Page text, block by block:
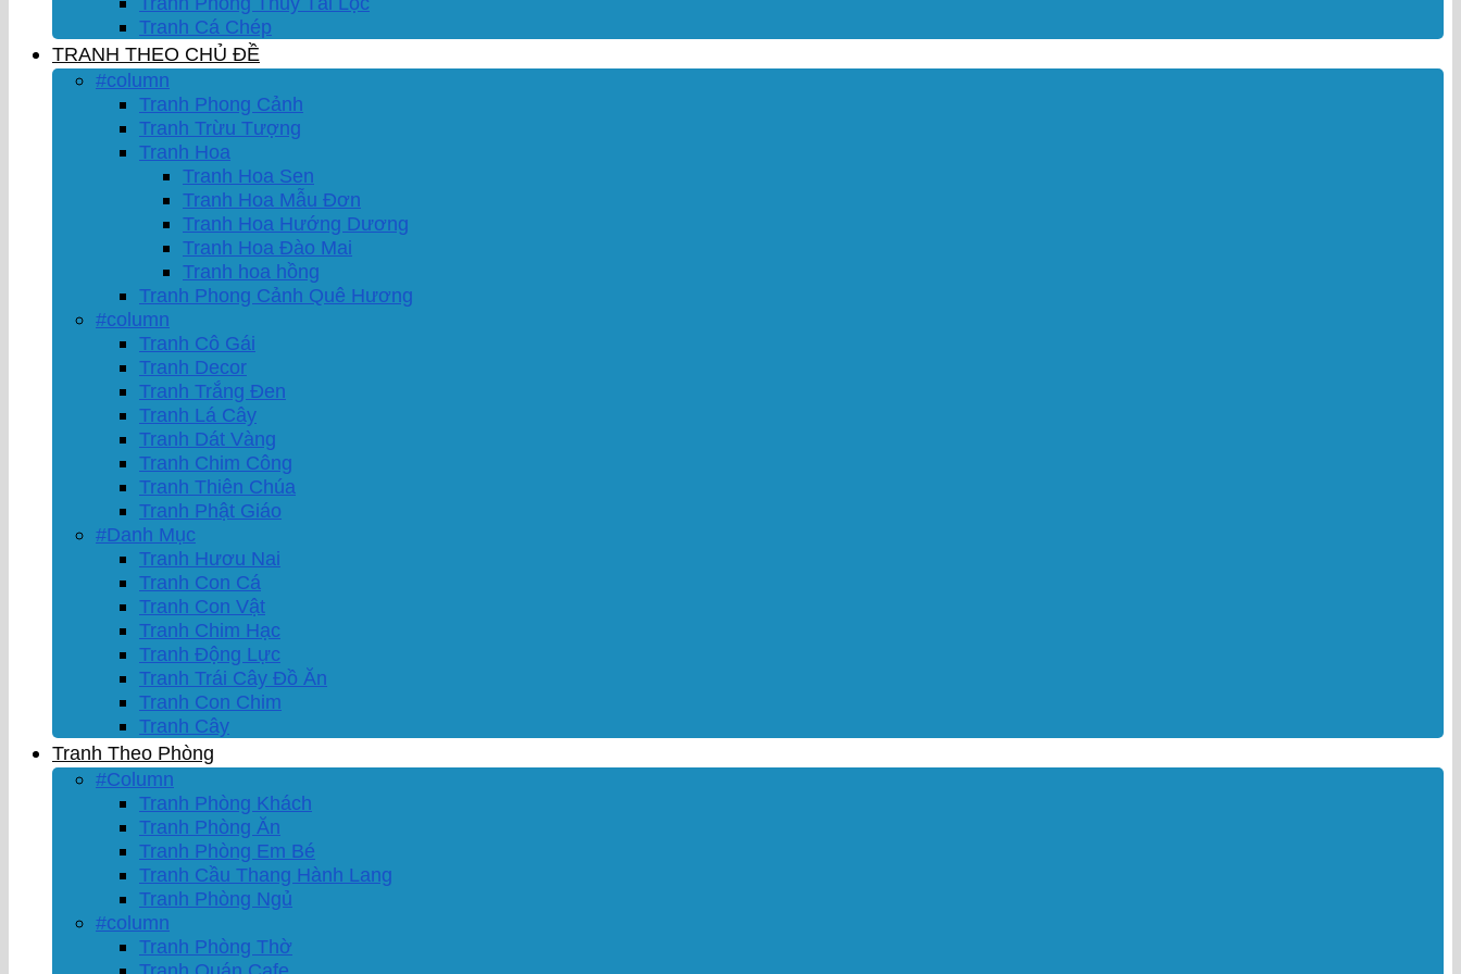
Tranh Cá Chép
TRANH THEO CHỦ ĐỀ
#column
Tranh Phong Cảnh
Tranh Trừu Tượng
Tranh Hoa
Tranh Hoa Sen
Tranh Hoa Mẫu Đơn
Tranh Hoa Hướng Dương
Tranh Hoa Đào Mai
Tranh hoa hồng
Tranh Phong Cảnh Quê Hương
#column
Tranh Cô Gái
Tranh Decor
Tranh Trắng Đen
Tranh Lá Cây
Tranh Dát Vàng
Tranh Chim Công
Tranh Thiên Chúa
Tranh Phật Giáo
#Danh Mục
Tranh Hươu Nai
Tranh Con Cá
Tranh Con Vật
Tranh Chim Hạc
Tranh Động Lực
Tranh Trái Cây Đồ Ăn
Tranh Con Chim
Tranh Cây
Tranh Theo Phòng
#Column
Tranh Phòng Khách
Tranh Phòng Ăn
Tranh Phòng Em Bé
Tranh Cầu Thang Hành Lang
Tranh Phòng Ngủ
#column
Tranh Phòng Thờ